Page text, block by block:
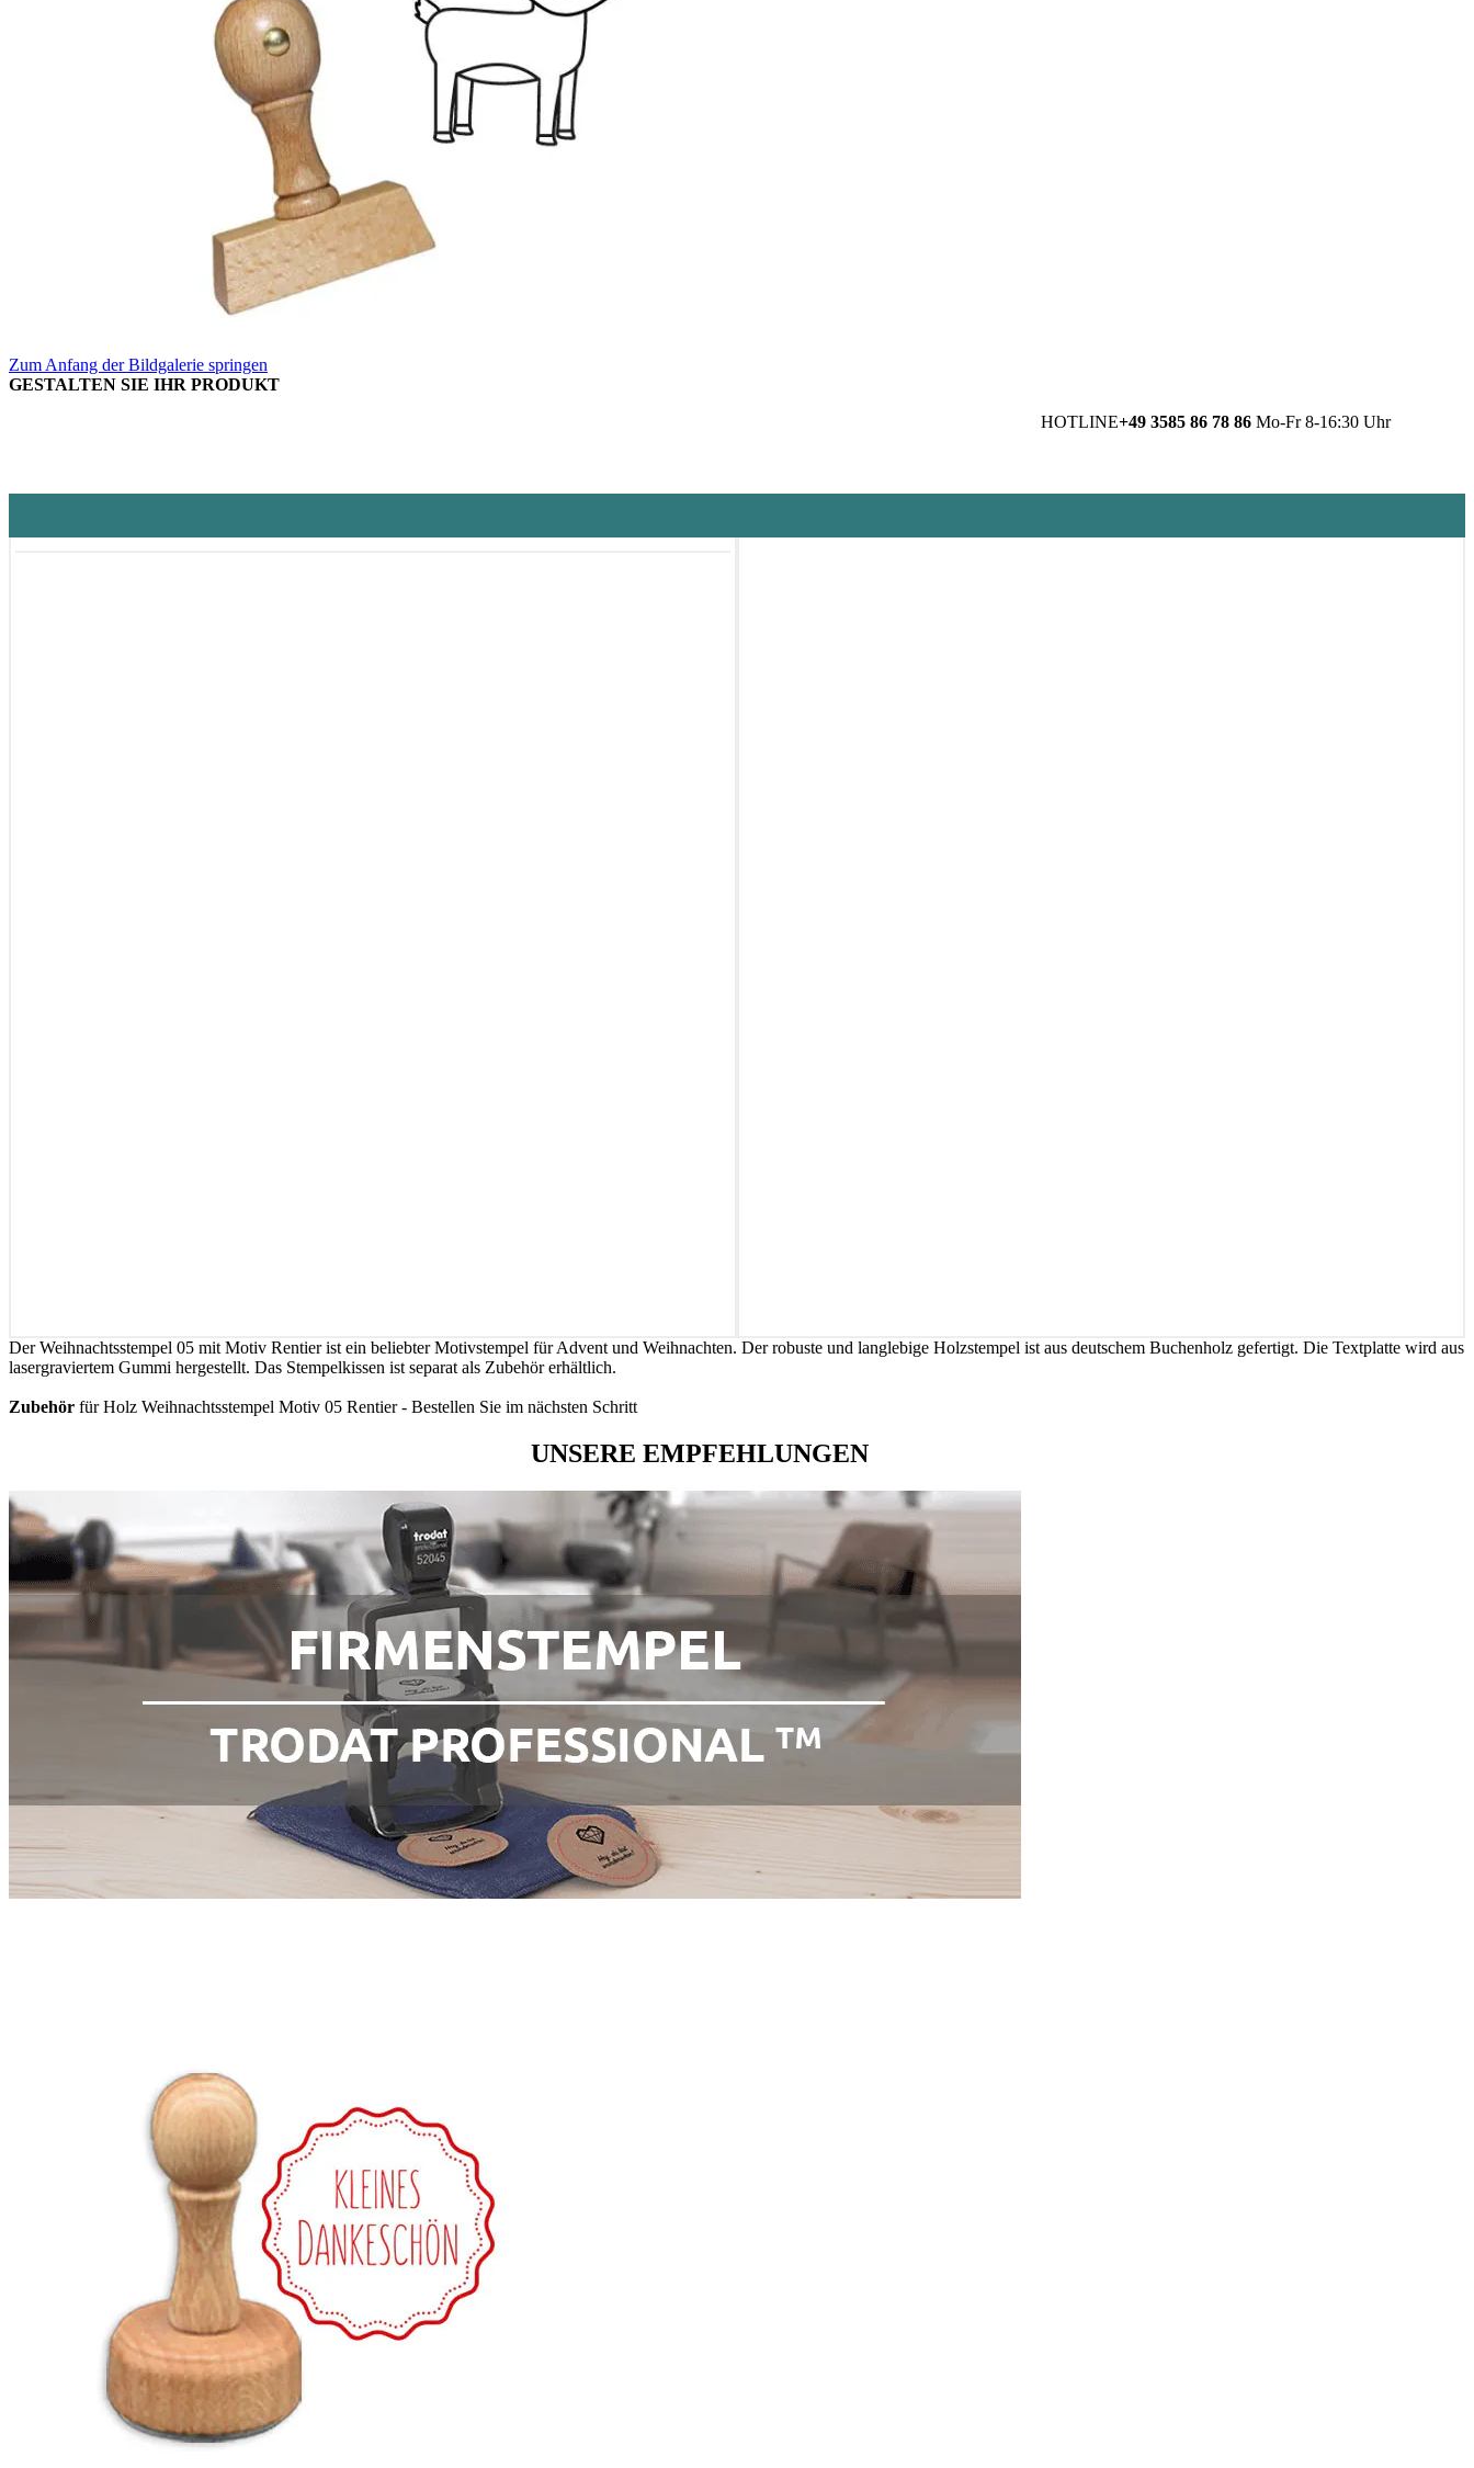
Zum Anfang der Bildgalerie springen
GESTALTEN SIE IHR PRODUKT
HOTLINE+49 3585 86 78 86 Mo-Fr 8-16:30 Uhr
Der Weihnachtsstempel 05 mit Motiv Rentier ist ein beliebter Motivstempel für Advent und Weihnachten. Der robuste und langlebige Holzstempel ist aus deutschem Buchenholz gefertigt. Die Textplatte wird aus
lasergraviertem Gummi hergestellt. Das Stempelkissen ist separat als Zubehör erhältlich.
Zubehör für Holz Weihnachtsstempel Motiv 05 Rentier - Bestellen Sie im nächsten Schritt
UNSERE EMPFEHLUNGEN